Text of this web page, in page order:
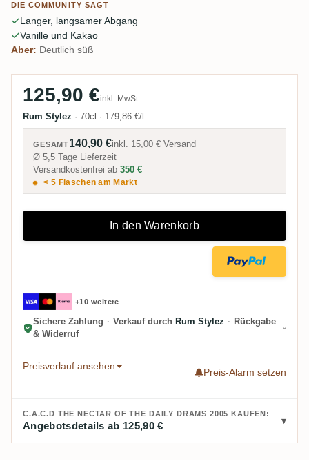
Ein Mitglied hielt ihn blind sogar für einen Foursquare oder
Guyana Column Rum.
DIE COMMUNITY SAGT
Langer, langsamer Abgang
Vanille und Kakao
Aber: Deutlich süß
125,90 €inkl. MwSt.
Rum Stylez · 70cl · 179,86 €/l
GESAMT140,90 €inkl. 15,00 € Versand
Ø 5,5 Tage Lieferzeit
Versandkostenfrei ab 350 €
< 5 Flaschen am Markt
In den Warenkorb
+10 weitere
Sichere Zahlung · Verkauf durch Rum Stylez · Rückgabe
& Widerruf
Preisverlauf ansehen
Preis-Alarm setzen
C.A.C.D THE NECTAR OF THE DAILY DRAMS 2005 KAUFEN:
Angebotsdetails ab 125,90 €